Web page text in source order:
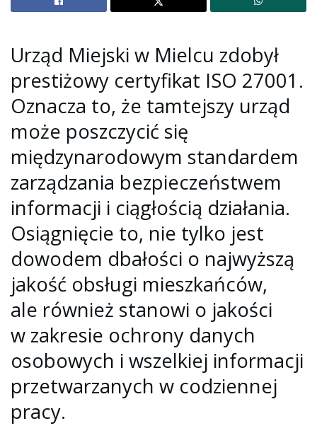
Urząd Miejski w Mielcu zdobył
prestiżowy certyfikat ISO 27001.
Oznacza to, że tamtejszy urząd
może poszczycić się
międzynarodowym standardem
zarządzania bezpieczeństwem
informacji i ciągłością działania.
Osiągnięcie to, nie tylko jest
dowodem dbałości o najwyższą
jakość obsługi mieszkańców,
ale również stanowi o jakości
w zakresie ochrony danych
osobowych i wszelkiej informacji
przetwarzanych w codziennej
pracy.